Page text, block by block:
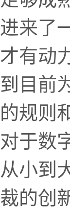
进来了
才有动
到目前
的规则
对于数
从小到
裁的创